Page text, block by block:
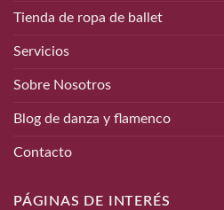
Tienda de ropa de ballet
Servicios
Sobre Nosotros
Blog de danza y flamenco
Contacto
PÁGINAS DE INTERÉS